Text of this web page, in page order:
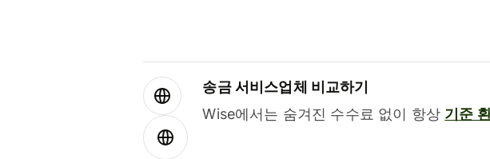
송금 서비스업체 비교하기
Wise에서는 숨겨진 수수료 없이 항상 기준